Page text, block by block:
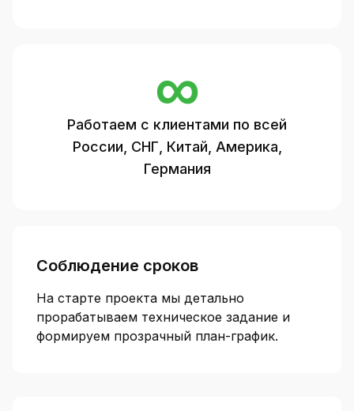
∞
Работаем с клиентами по всей
России, СНГ, Китай, Америка,
Германия
Соблюдение сроков
На старте проекта мы детально
прорабатываем техническое задание и
формируем прозрачный план-график.